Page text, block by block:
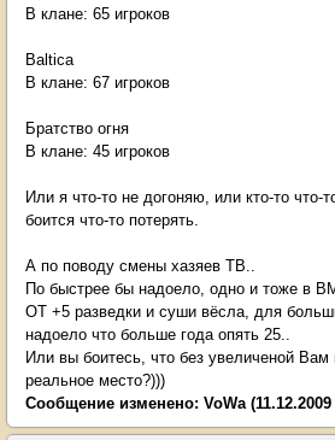
В клане: 65 игроков
Baltica
В клане: 67 игроков
Братство огня
В клане: 45 игроков
Или я что-то не догоняю, или кто-то что-
боится что-то потерять.
А по поводу смены хазяев ТВ..
По быстрее бы надоело, одно и тоже в
ОТ +5 разведки и суши вёсла, для
надоело что больше года опять 25..
Или вы боитесь, что без увеличеной
реальное место?)))
Сообщение изменено: VoWa